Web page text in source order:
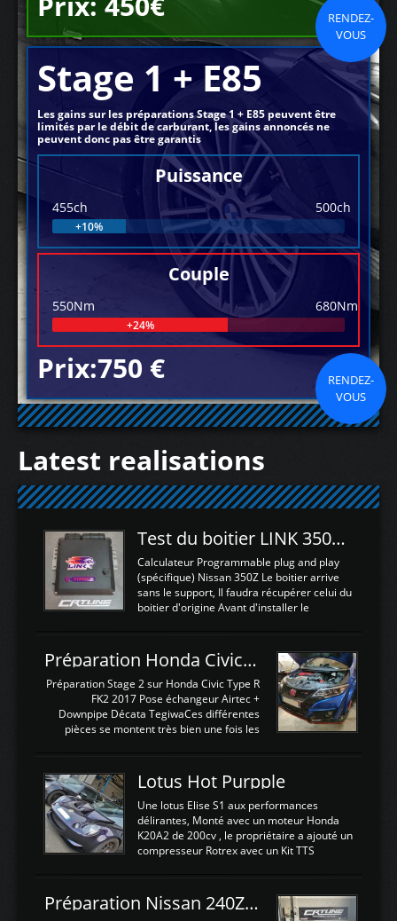
RENDEZ-
VOUS
Stage 1 + E85
Les gains sur les préparations Stage 1 + E85 peuvent être
limités par le débit de carburant, les gains annoncés ne
peuvent donc pas être garantis
Puissance
455ch 500ch
+10%
Couple
550Nm 680Nm
+24%
Prix:750 €
RENDEZ-
VOUS
Latest realisations
Test du boitier LINK 350Z Plugin ECU
Calculateur Programmable plug and play
(spécifique) Nissan 350Z Le boitier arrive
sans le support, Il faudra récupérer celui du
boitier d'origine Avant d'installer le
d'envoyer l'information de la large bande
dans le boitier. sydney sweeney deepfake
La sortie 0-5V de l'afr sera connectée sur
l'entrée AN Volt 8 et GndAN pour
Analogique, et Volt car l'information est une
tension (Pas une résistance variable d'un
est temps de brancher le ...
Préparation Honda Civic Type R FK2
Préparation Stage 2 sur Honda Civic Type R
FK2 2017 Pose échangeur Airtec +
Downpipe Décata TegiwaCes différentes
pièces se montent très bien une fois les
légere découpe du plastique inferieur,
negénant en rien la structure ou le
fonctionnement du fond plat. Une
reprogrammation Stage 2 est faite sur le
calculateur d'origine. Une alternative
économique au passage sur Hondata
d'origine 310cv et 400Nn , Une fois
reprogrammé et les ...
Lotus Hot Purpple
Une lotus Elise S1 aux performances
délirantes, Monté avec un moteur Honda
K20A2 de 200cv , le propriétaire a ajouté un
compresseur Rotrex avec un Kit TTS
d'augmenter la puissance de son moteur:
un watercooler a été ajouté. 300Cv sans
Préparation Nissan 240Z SR20DET